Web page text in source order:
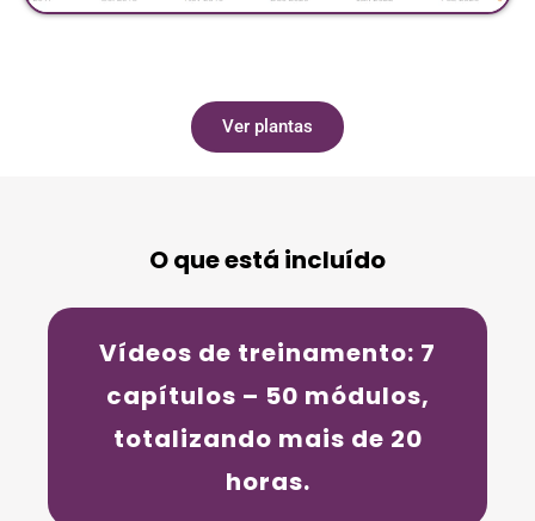
Ver plantas
O que está incluído
Vídeos de treinamento: 7
capítulos – 50 módulos,
totalizando mais de 20
horas.